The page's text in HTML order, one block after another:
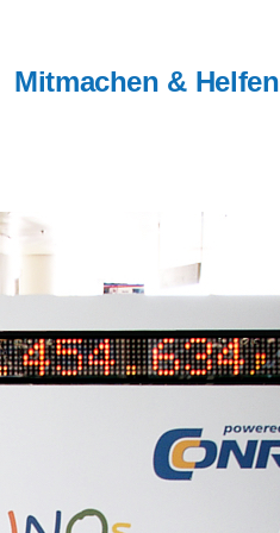
Mitmachen & Helfen